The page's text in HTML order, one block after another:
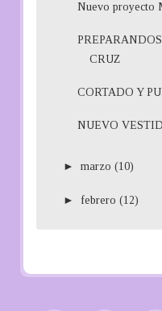
Nuevo proyecto
CRUZ
CORTADO Y
NUEVO
► marzo (10)
► febrero (12)